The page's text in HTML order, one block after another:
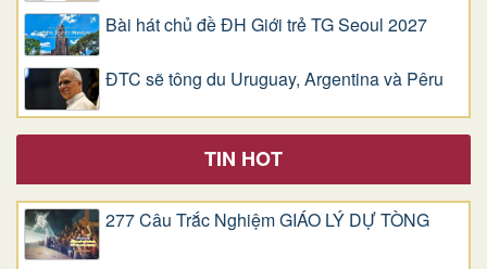
Bài hát chủ đề ĐH Giới trẻ TG Seoul 2027
ĐTC sẽ tông du Uruguay, Argentina và Pêru
TIN HOT
277 Câu Trắc Nghiệm GIÁO LÝ DỰ TÒNG